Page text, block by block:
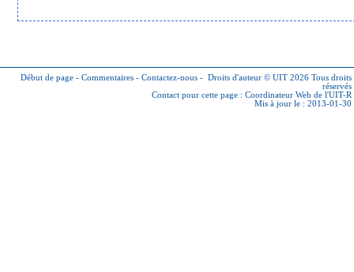
Début de page - Commentaires - Contactez-nous - Droits d'auteur © UIT 2026 Tous droits
réservés
Contact pour cette page : Coordinateur Web de l'UIT-R
Mis à jour le : 2013-01-30